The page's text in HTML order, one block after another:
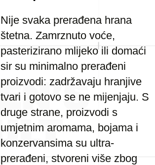
Nije svaka prerađena hrana
štetna. Zamrznuto voće,
pasterizirano mlijeko ili domaći
sir su minimalno prerađeni
proizvodi: zadržavaju hranjive
tvari i gotovo se ne mijenjaju. S
druge strane, proizvodi s
umjetnim aromama, bojama i
konzervansima su ultra-
prerađeni, stvoreni više zbog